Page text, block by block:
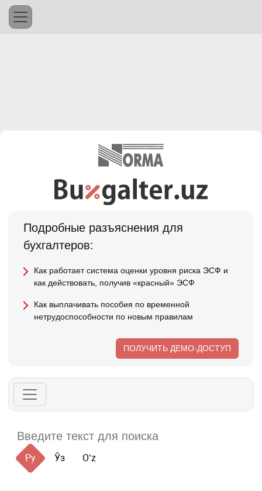
Подробные разъяснения для
бухгалтеров:
Как работает система оценки уровня риска ЭСФ и
как действовать, получив «красный» ЭСФ
Как выплачивать пособия по временной
нетрудоспособности по новым правилам
ПОЛУЧИТЬ ДЕМО-ДОСТУП
Ру Ўз Oʻz